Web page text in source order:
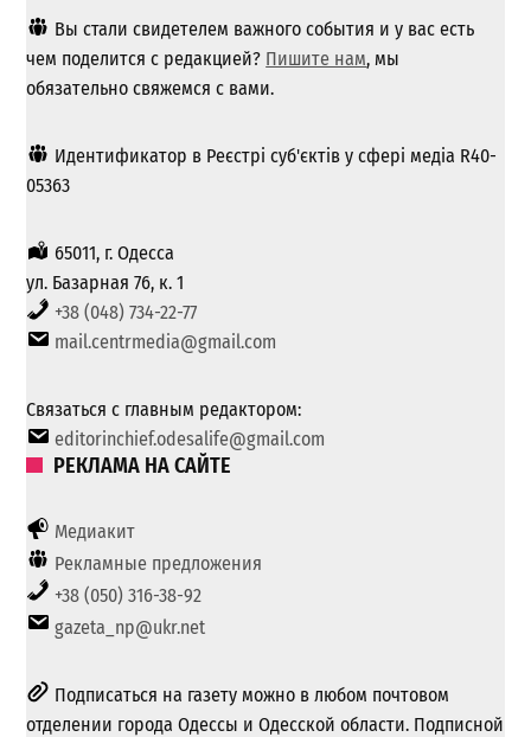
Вы стали свидетелем важного события и у вас есть
чем поделится с редакцией? Пишите нам, мы
обязательно свяжемся с вами.
Идентификатор в Реєстрі суб'єктів у сфері медіа R40-
05363
65011, г. Одесса
ул. Базарная 76, к. 1
+38 (048) 734-22-77
mail.centrmedia@gmail.com
Связаться с главным редактором:
editorinchief.odesalife@gmail.com
РЕКЛАМА НА САЙТЕ
Медиакит
Рекламные предложения
+38 (050) 316-38-92
gazeta_np@ukr.net
Подписаться на газету можно в любом почтовом
отделении города Одессы и Одесской области. Подписной